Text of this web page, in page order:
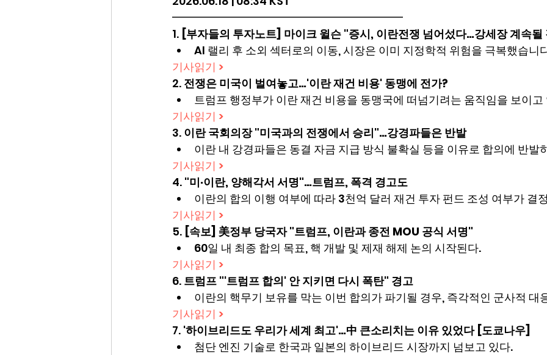
━━━━━━━━━━━━━━━━━━━━━
1. [부자들의 투자노트] 마이크 윌슨 "증시, 이란전쟁 넘어섰다…강세장 계속될
AI 랠리 후 소외 섹터로의 이동, 시장은 이미 지정학적 위험을 극복했습니
기사읽기 >
2. 전쟁은 미국이 벌여놓고…'이란 재건 비용' 동맹에 전가?
트럼프 행정부가 이란 재건 비용을 동맹국에 떠넘기려는 움직임을 보이고
기사읽기 >
3. 이란 국회의장 "미국과의 전쟁에서 승리"…강경파들은 반발
이란 내 강경파들은 동결 자금 지급 방식 불확실 등을 이유로 합의에 반발
기사읽기 >
4. "미·이란, 양해각서 서명"…트럼프, 폭격 경고도
이란의 합의 이행 여부에 따라 3천억 달러 재건 투자 펀드 조성 여부가 결
기사읽기 >
5. [속보] 美정부 당국자 "트럼프, 이란과 종전 MOU 공식 서명"
60일 내 최종 합의 목표, 핵 개발 및 제재 해제 논의 시작된다.
기사읽기 >
6. 트럼프 "'트럼프 합의' 안 지키면 다시 폭탄" 경고
이란의 핵무기 보유를 막는 이번 합의가 파기될 경우, 즉각적인 군사적 대
기사읽기 >
7. '하이브리드도 우리가 세계 최고'…中 큰소리치는 이유 있었다 [도쿄나우]
첨단 엔진 기술로 한국과 일본의 하이브리드 시장까지 넘보고 있다.